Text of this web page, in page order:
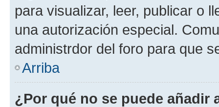
para visualizar, leer, publicar o
una autorización especial.
administrdor del foro para que
Arriba
¿Por qué no se puede añadir